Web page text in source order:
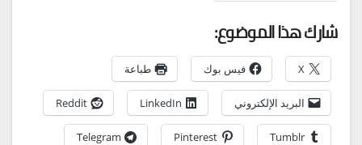
شارك هذا الموضوع:
X فيس بوك طباعة
البريد الإلكتروني LinkedIn
Reddit
Tumblr
Pinterest
Telegram